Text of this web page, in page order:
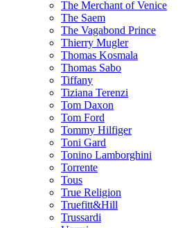
The Merchant of Venice
The Saem
The Vagabond Prince
Thierry Mugler
Thomas Kosmala
Thomas Sabo
Tiffany
Tiziana Terenzi
Tom Daxon
Tom Ford
Tommy Hilfiger
Toni Gard
Tonino Lamborghini
Torrente
Tous
True Religion
Truefitt&Hill
Trussardi